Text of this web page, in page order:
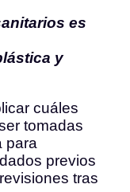
es
y
cuáles
tomadas
para
previos
tras